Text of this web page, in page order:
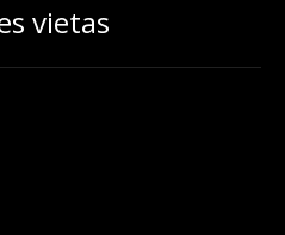
vietas